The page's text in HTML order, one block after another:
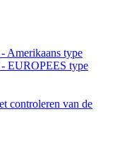
Amerikaans type
EUROPEES type
controleren van de